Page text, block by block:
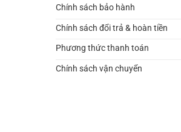
Chính sách bảo hành
Chính sách đổi trả & hoàn tiền
Phương thức thanh toán
Chính sách vận chuyển